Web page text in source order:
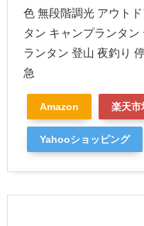
色 無段階調光 アウト
タン キャンプランタン
ランタン 登山 夜釣り
急
Amazon 楽天市
Yahooショッピング